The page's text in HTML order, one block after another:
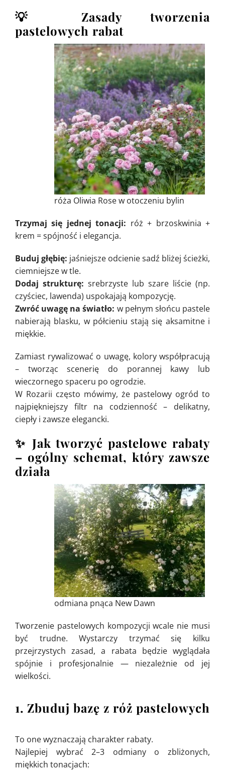
💡 Zasady tworzenia
pastelowych rabat
róża Oliwia Rose w otoczeniu bylin
Trzymaj się jednej tonacji: róż + brzoskwinia +
krem = spójność i elegancja.
Buduj głębię: jaśniejsze odcienie sadź bliżej ścieżki,
ciemniejsze w tle.
Dodaj strukturę: srebrzyste lub szare liście (np.
czyściec, lawenda) uspokajają kompozycję.
Zwróć uwagę na światło: w pełnym słońcu pastele
nabierają blasku, w półcieniu stają się aksamitne i
miękkie.
Zamiast rywalizować o uwagę, kolory współpracują
– tworząc scenerię do porannej kawy lub
wieczornego spaceru po ogrodzie.
W Rozarii często mówimy, że pastelowy ogród to
najpiękniejszy filtr na codzienność – delikatny,
ciepły i zawsze elegancki.
✨ Jak tworzyć pastelowe rabaty
– ogólny schemat, który zawsze
działa
odmiana pnąca New Dawn
Tworzenie pastelowych kompozycji wcale nie musi
być trudne. Wystarczy trzymać się kilku
przejrzystych zasad, a rabata będzie wyglądała
spójnie i profesjonalnie — niezależnie od jej
wielkości.
1. Zbuduj bazę z róż pastelowych
To one wyznaczają charakter rabaty.
Najlepiej wybrać 2–3 odmiany o zbliżonych,
miękkich tonacjach: